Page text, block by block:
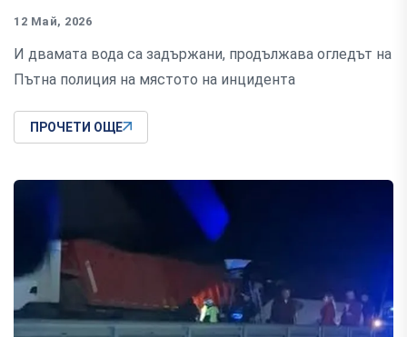
12 Май, 2026
И двамата вода са задържани, продължава огледът на
Пътна полиция на мястото на инцидента
ПРОЧЕТИ ОЩЕ